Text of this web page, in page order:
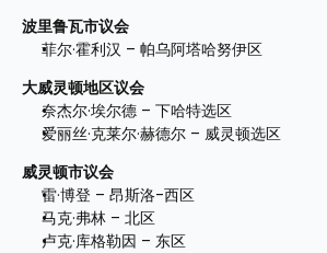
波里鲁瓦市议会
菲尔·霍利汉 – 帕乌阿塔哈努伊区
大威灵顿地区议会
奈杰尔·埃尔德 – 下哈特选区
爱丽丝·克莱尔·赫德尔 – 威灵顿选区
威灵顿市议会
雷·博登 – 昂斯洛-西区
马克·弗林 – 北区
卢克·库格勒因 – 东区